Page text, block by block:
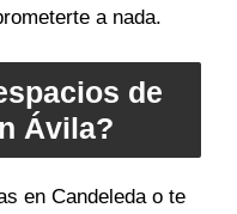
a nada.
de
Ávila?
en Candeleda o te